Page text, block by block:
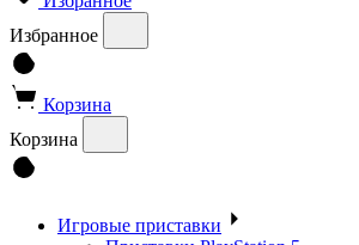
Избранное
Корзина
Корзина
Игровые приставки